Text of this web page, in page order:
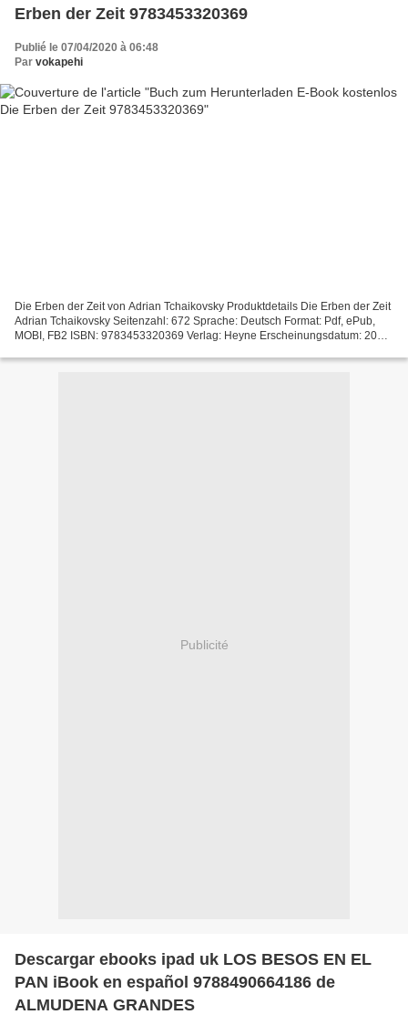
Erben der Zeit 9783453320369
Publié le 07/04/2020 à 06:48
Par vokapehi
Die Erben der Zeit von Adrian Tchaikovsky Produktdetails Die Erben der Zeit
Adrian Tchaikovsky Seitenzahl: 672 Sprache: Deutsch Format: Pdf, ePub,
MOBI, FB2 ISBN: 9783453320369 Verlag: Heyne Erscheinungsdatum: 2020
Publicité
Descargar ebooks ipad uk LOS BESOS EN EL
PAN iBook en español 9788490664186 de
ALMUDENA GRANDES